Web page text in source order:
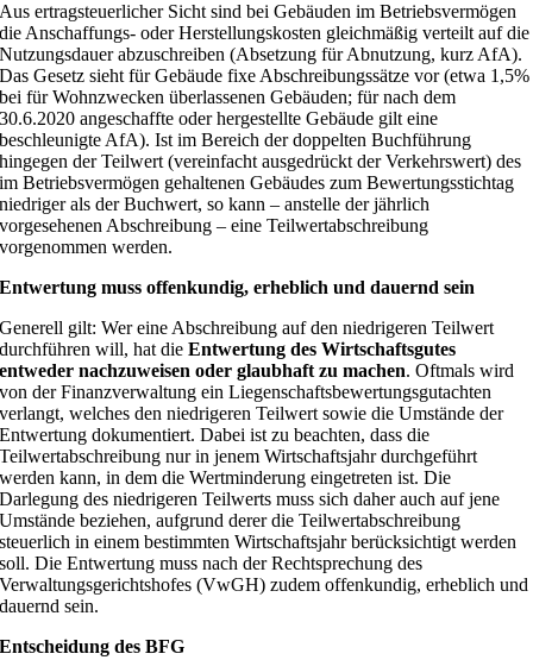
Aus ertragsteuerlicher Sicht sind bei Gebäuden im Betriebsvermögen
die Anschaffungs- oder Herstellungskosten gleichmäßig verteilt auf die
Nutzungsdauer abzuschreiben (Absetzung für Abnutzung, kurz AfA).
Das Gesetz sieht für Gebäude fixe Abschreibungssätze vor (etwa 1,5%
bei für Wohnzwecken überlassenen Gebäuden; für nach dem
30.6.2020 angeschaffte oder hergestellte Gebäude gilt eine
beschleunigte AfA). Ist im Bereich der doppelten Buchführung
hingegen der Teilwert (vereinfacht ausgedrückt der Verkehrswert) des
im Betriebsvermögen gehaltenen Gebäudes zum Bewertungsstichtag
niedriger als der Buchwert, so kann – anstelle der jährlich
vorgesehenen Abschreibung – eine Teilwertabschreibung
vorgenommen werden.
Entwertung muss offenkundig, erheblich und dauernd sein
Generell gilt: Wer eine Abschreibung auf den niedrigeren Teilwert
durchführen will, hat dieEntwertung des Wirtschaftsgutes
entweder nachzuweisen oder glaubhaft zu machen. Oftmals wird
von der Finanzverwaltung ein Liegenschaftsbewertungsgutachten
verlangt, welches den niedrigeren Teilwert sowie die Umstände der
Entwertung dokumentiert. Dabei ist zu beachten, dass die
Teilwertabschreibung nur in jenem Wirtschaftsjahr durchgeführt
werden kann, in dem die Wertminderung eingetreten ist. Die
Darlegung des niedrigeren Teilwerts muss sich daher auch auf jene
Umstände beziehen, aufgrund derer die Teilwertabschreibung
steuerlich in einem bestimmten Wirtschaftsjahr berücksichtigt werden
soll. Die Entwertung muss nach der Rechtsprechung des
Verwaltungsgerichtshofes (VwGH) zudem offenkundig, erheblich und
dauernd sein.
Entscheidung des BFG